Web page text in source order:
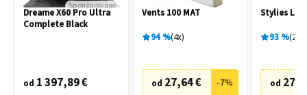
Sponzorované
Dreame X60 Pro Ultra
Complete Black
od 1 397,89 €
Vents 100 MAT
94% 4x
od 27,64 € -7%
Stylies
93% 2
od